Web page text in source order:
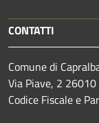
CONTATTI
Comune di
Via Piave, 2
Codice Fiscale e